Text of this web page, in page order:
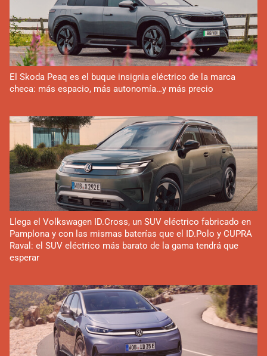
El Skoda Peaq es el buque insignia eléctrico de la marca
checa: más espacio, más autonomía…y más precio
Llega el Volkswagen ID.Cross, un SUV eléctrico fabricado en
Pamplona y con las mismas baterías que el ID.Polo y CUPRA
Raval: el SUV eléctrico más barato de la gama tendrá que
esperar